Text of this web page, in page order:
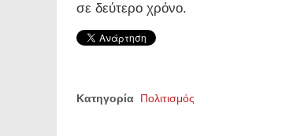
σε δεύτερο χρόνο.
Κατηγορία Πολιτισμός